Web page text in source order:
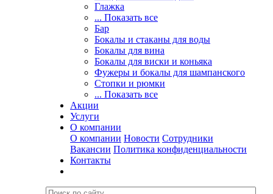
Глажка
... Показать все
Бар
Бокалы и стаканы для воды
Бокалы для вина
Бокалы для виски и коньяка
Фужеры и бокалы для шампанского
Стопки и рюмки
... Показать все
Акции
Услуги
О компании
О компании Новости Сотрудники
Вакансии Политика конфиденциальности
Контакты